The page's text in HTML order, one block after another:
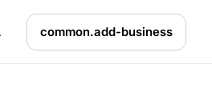
common.add-business